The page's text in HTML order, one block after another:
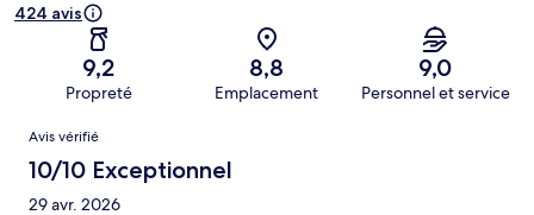
424 avis
9,2
Propreté
8,8
Emplacement
9,0
Personnel et service
Avis
Avis vérifié
10/10 Exceptionnel
29 avr. 2026